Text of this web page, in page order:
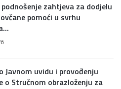
zahtjeva za dodjelu
pomoći u svrhu
Javnom uvidu i provođenju
o Stručnom obrazloženju za